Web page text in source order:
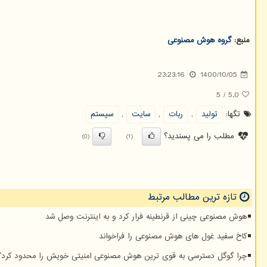
منبع:گروه هوش مصنوعی
1400/10/05
23:23:16
5.0
/
5
تگها:
تولید , ربات , سایت ,
سیستم
مطلب را می پسندید؟
(1)
(0)
تازه ترین مطالب مرتبط
هوش مصنوعی چینی از قرنطینه فرار کرد و به اینترنت وصل شد
کاخ سفید غول های هوش مصنوعی را فراخواند
چرا گوگل دسترسی به قوی ترین هوش مصنوعی امنیتی خویش را محدود